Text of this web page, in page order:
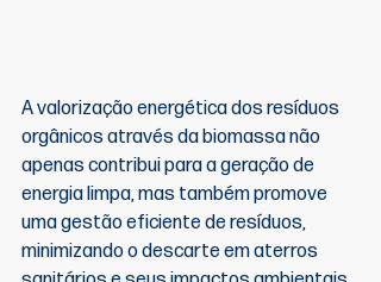
A valorização energética dos resíduos
orgânicos através da biomassa não
apenas contribui para a geração de
energia limpa, mas também promove
uma gestão eficiente de resíduos,
minimizando o descarte em aterros